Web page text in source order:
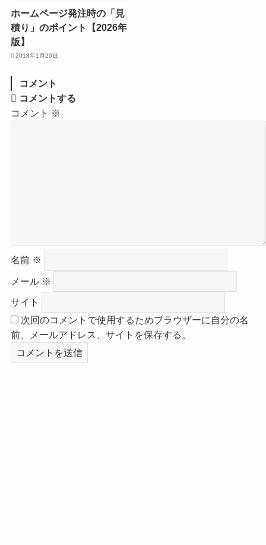
ホームページ発注時の「見
積り」のポイント【2026年
版】
2018年1月20日
コメント
コメントする
コメント ※
名前 ※
メール ※
サイト
次回のコメントで使用するためブラウザーに自分の名
前、メールアドレス、サイトを保存する。